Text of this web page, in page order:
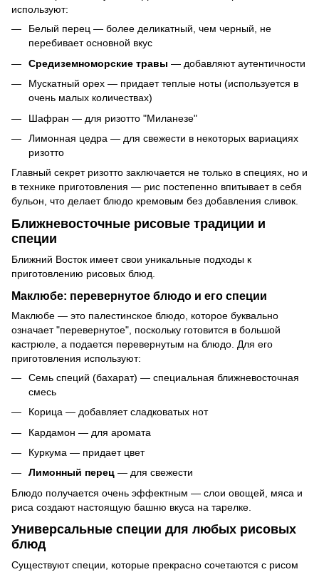
используют:
Белый перец — более деликатный, чем черный, не
перебивает основной вкус
Средиземноморские травы — добавляют аутентичности
Мускатный орех — придает теплые ноты (используется в
очень малых количествах)
Шафран — для ризотто "Миланезе"
Лимонная цедра — для свежести в некоторых вариациях
ризотто
Главный секрет ризотто заключается не только в специях, но и
в технике приготовления — рис постепенно впитывает в себя
бульон, что делает блюдо кремовым без добавления сливок.
Ближневосточные рисовые традиции и
специи
Ближний Восток имеет свои уникальные подходы к
приготовлению рисовых блюд.
Маклюбе: перевернутое блюдо и его специи
Маклюбе — это палестинское блюдо, которое буквально
означает "перевернутое", поскольку готовится в большой
кастрюле, а подается перевернутым на блюдо. Для его
приготовления используют:
Семь специй (бахарат) — специальная ближневосточная
смесь
Корица — добавляет сладковатых нот
Кардамон — для аромата
Куркума — придает цвет
Лимонный перец — для свежести
Блюдо получается очень эффектным — слои овощей, мяса и
риса создают настоящую башню вкуса на тарелке.
Универсальные специи для любых рисовых
блюд
Существуют специи, которые прекрасно сочетаются с рисом